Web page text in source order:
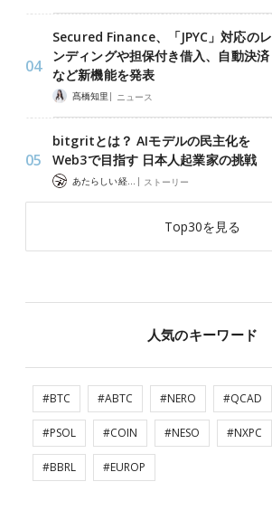
Secured Finance、「JPYC」対応のレ
ンディングや担保付き借入、自動決済
など新機能を発表
髙橋知里 | ニュース
bitgritとは？ AIモデルの民主化を
Web3で目指す 日本人起業家の挑戦
あたらしい経済 編集部 | ストーリー
Top30を見る
人気のキーワード
#BTC #ABTC #NERO #QCAD
#PSOL #COIN #NESO #NXPC
#BBRL #EUROP